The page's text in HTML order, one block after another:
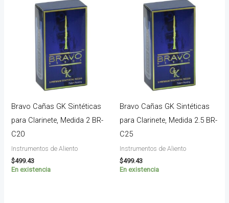
Bravo Cañas GK Sintéticas
para Clarinete, Medida 2 BR-
C20
Instrumentos de Aliento
$499.43
En existencia
Bravo Cañas GK Sintéticas
para Clarinete, Medida 2.5 BR-
C25
Instrumentos de Aliento
$499.43
En existencia